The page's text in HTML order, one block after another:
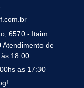
6570 - Itaim
Atendimento de
18:00
as 17:30